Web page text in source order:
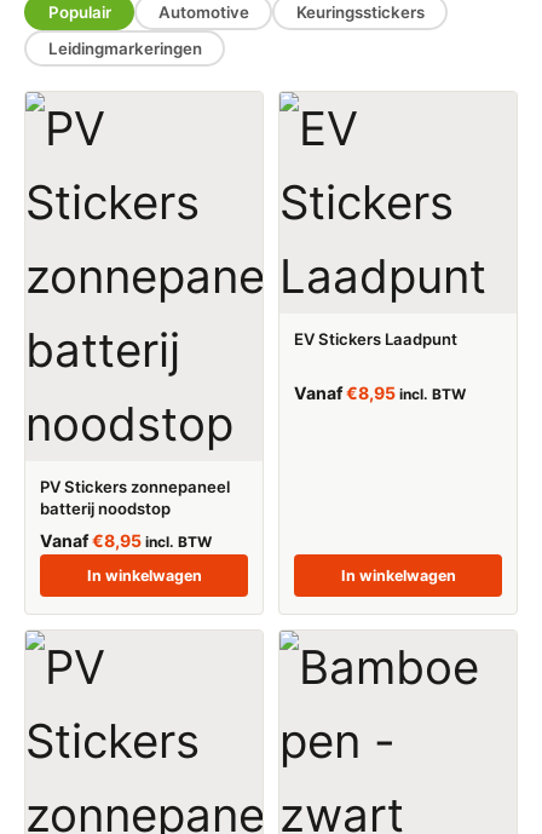
Populair Automotive
Keuringsstickers
Leidingmarkeringen
PV Stickers zonnepaneel
batterij noodstop
Vanaf€8,95 incl. BTW
In winkelwagen
EV Stickers Laadpunt
Vanaf€8,95 incl. BTW
In winkelwagen